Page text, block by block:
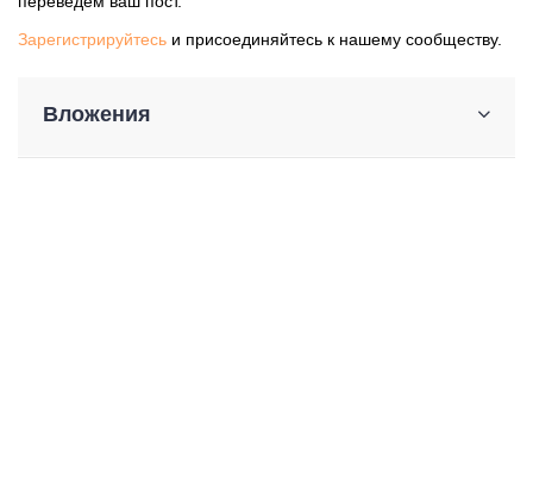
Зарегистрируйтесь и присоединяйтесь к нашему сообществу.
Вложения